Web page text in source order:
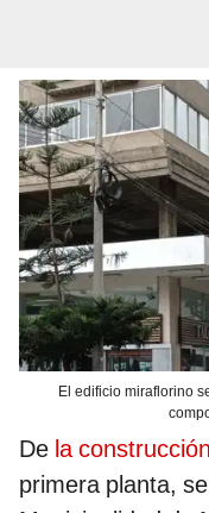
El edificio miraflorino
De la construcción
primera planta,